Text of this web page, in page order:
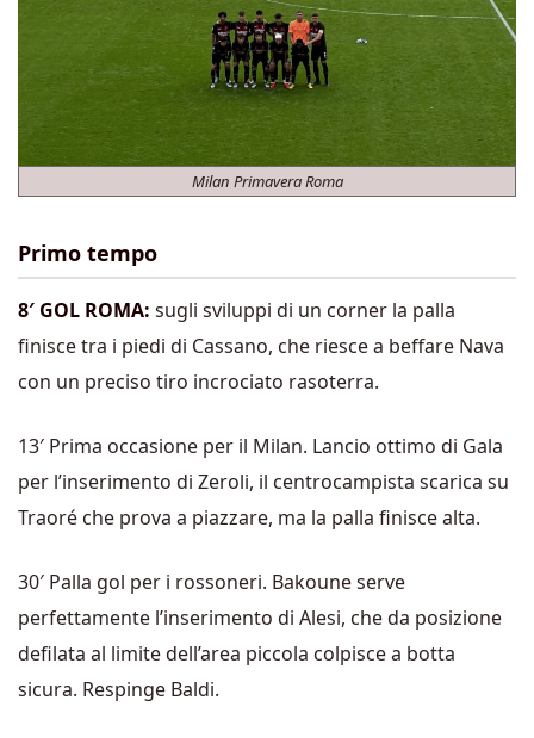
Milan Primavera Roma
Primo tempo
8′ GOL ROMA: sugli sviluppi di un corner la palla
finisce tra i piedi di Cassano, che riesce a beffare Nava
con un preciso tiro incrociato rasoterra.
13′ Prima occasione per il Milan. Lancio ottimo di Gala
per l’inserimento di Zeroli, il centrocampista scarica su
Traoré che prova a piazzare, ma la palla finisce alta.
30′ Palla gol per i rossoneri. Bakoune serve
perfettamente l’inserimento di Alesi, che da posizione
defilata al limite dell’area piccola colpisce a botta
sicura. Respinge Baldi.